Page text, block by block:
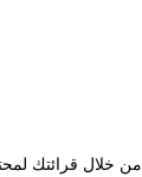
من خلال قرائتك